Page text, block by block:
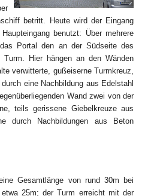
betritt. Heute wird der Eingang
benutzt: Über mehrere
Portal den an der Südseite des
Turm. Hier hängen an den Wänden
verwitterte, gußeiserne Turmkreuz,
eine Nachbildung aus Edelstahl
Wand zwei von der
teils gerissene Giebelkreuze aus
durch Nachbildungen aus Beton
Gesamtlänge von rund 30m bei
25m; der Turm erreicht mit der